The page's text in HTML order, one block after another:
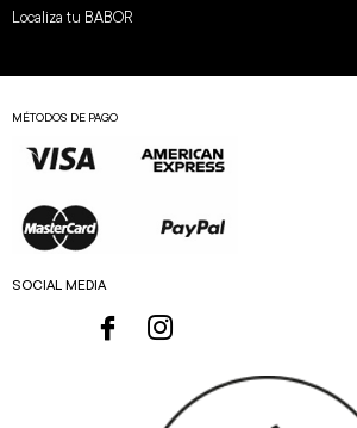
Localiza tu BABOR
MÉTODOS DE PAGO
SOCIAL MEDIA